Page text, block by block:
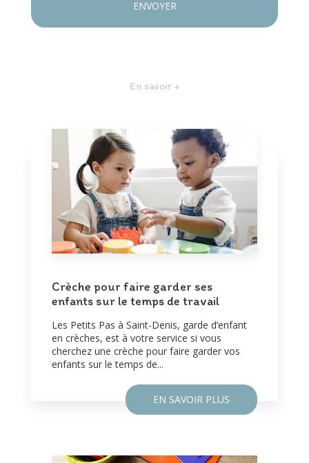
En savoir +
Crèche pour faire garder ses
enfants sur le temps de travail
Les Petits Pas à Saint-Denis, garde d’enfant
en crèches, est à votre service si vous
cherchez une crèche pour faire garder vos
enfants sur le temps de...
EN SAVOIR PLUS